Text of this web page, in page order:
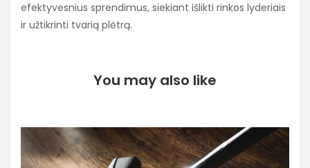
efektyvesnius sprendimus, siekiant išlikti rinkos lyderiais
ir užtikrinti tvarią plėtrą.
You may also like